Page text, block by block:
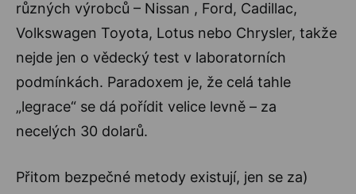
různých výrobců – Nissan , Ford, Cadillac,
Volkswagen Toyota, Lotus nebo Chrysler, takže
nejde jen o vědecký test v laboratorních
podmínkách. Paradoxem je, že celá tahle
„legrace“ se dá pořídit velice levně – za
necelých 30 dolarů.
Přitom bezpečné metody existují, jen se za)